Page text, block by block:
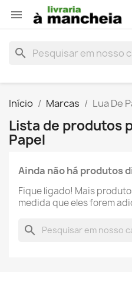

search
Início Marcas Lua De
Lista de produtos
Papel
Ainda não há produtos
Fique ligado! Mais
medida que eles forem
search